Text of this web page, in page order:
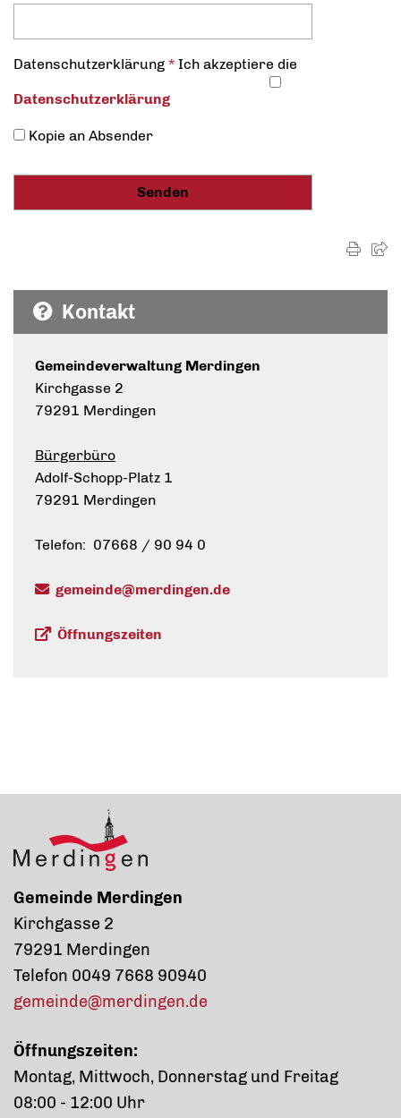
Datenschutz­erklärung * Ich akzeptiere die
Datenschutz­erklärung
Kopie an Absender
Kontakt
Gemeindeverwaltung Merdingen
Kirchgasse 2
79291 Merdingen
Bürgerbüro
Adolf-Schopp-Platz 1
79291 Merdingen
Telefon: 07668 / 90 94 0
gemeinde@merdingen.de
Öffnungszeiten
Gemeinde Merdingen
Kirchgasse 2
79291 Merdingen
Telefon 0049 7668 90940
gemeinde@merdingen.de
Öffnungszeiten:
Montag, Mittwoch, Donnerstag und Freitag
08:00 - 12:00 Uhr